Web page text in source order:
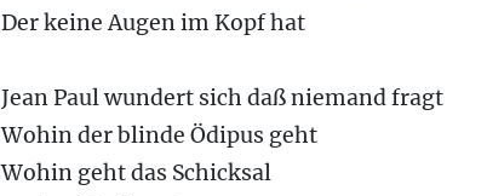
Der keine Augen im Kopf hat
Jean Paul wundert sich daß niemand fragt
Wohin der blinde Ödipus geht
Wohin geht das Schicksal